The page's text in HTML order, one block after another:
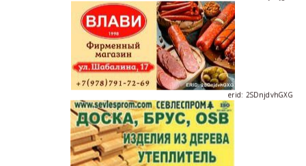
erid: 2SDnjdvhGXG